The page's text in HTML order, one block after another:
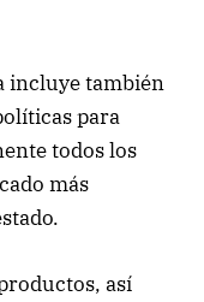
incluye también
para
todos los
más
así